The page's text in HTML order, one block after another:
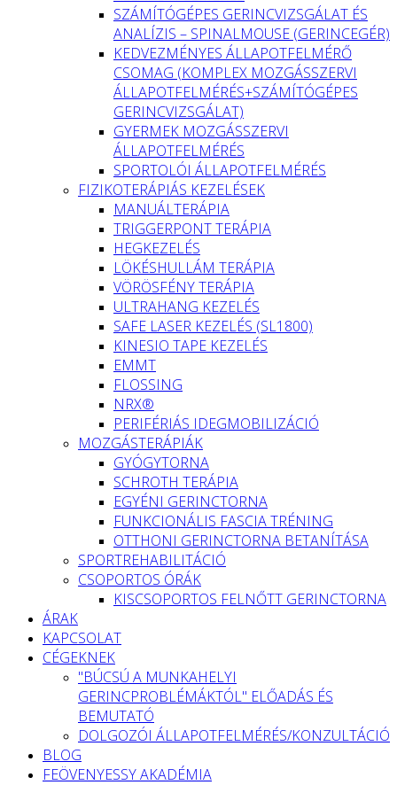
SZÁMÍTÓGÉPES GERINCVIZSGÁLAT ÉS
ANALÍZIS – SPINALMOUSE (GERINCEGÉR)
KEDVEZMÉNYES ÁLLAPOTFELMÉRŐ
CSOMAG (KOMPLEX MOZGÁSSZERVI
ÁLLAPOTFELMÉRÉS+SZÁMÍTÓGÉPES
GERINCVIZSGÁLAT)
GYERMEK MOZGÁSSZERVI
ÁLLAPOTFELMÉRÉS
SPORTOLÓI ÁLLAPOTFELMÉRÉS
FIZIKOTERÁPIÁS KEZELÉSEK
MANUÁLTERÁPIA
TRIGGERPONT TERÁPIA
HEGKEZELÉS
LÖKÉSHULLÁM TERÁPIA
VÖRÖSFÉNY TERÁPIA
ULTRAHANG KEZELÉS
SAFE LASER KEZELÉS (SL1800)
KINESIO TAPE KEZELÉS
EMMT
FLOSSING
NRX®
PERIFÉRIÁS IDEGMOBILIZÁCIÓ
MOZGÁSTERÁPIÁK
GYÓGYTORNA
SCHROTH TERÁPIA
EGYÉNI GERINCTORNA
FUNKCIONÁLIS FASCIA TRÉNING
OTTHONI GERINCTORNA BETANÍTÁSA
SPORTREHABILITÁCIÓ
CSOPORTOS ÓRÁK
KISCSOPORTOS FELNŐTT GERINCTORNA
ÁRAK
KAPCSOLAT
CÉGEKNEK
"BÚCSÚ A MUNKAHELYI
GERINCPROBLÉMÁKTÓL" ELŐADÁS ÉS
BEMUTATÓ
DOLGOZÓI ÁLLAPOTFELMÉRÉS/KONZULTÁCIÓ
BLOG
FEÖVENYESSY AKADÉMIA